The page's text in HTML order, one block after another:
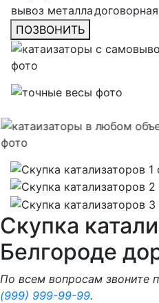
вывоз металладоговорная
ПОЗВОНИТЬ
Скупка
Белгороде
По всем вопросам звоните
(999) 999-99-99.